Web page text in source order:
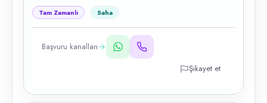
Tam Zamanlı Saha
Başvuru kanalları
Şikayet et